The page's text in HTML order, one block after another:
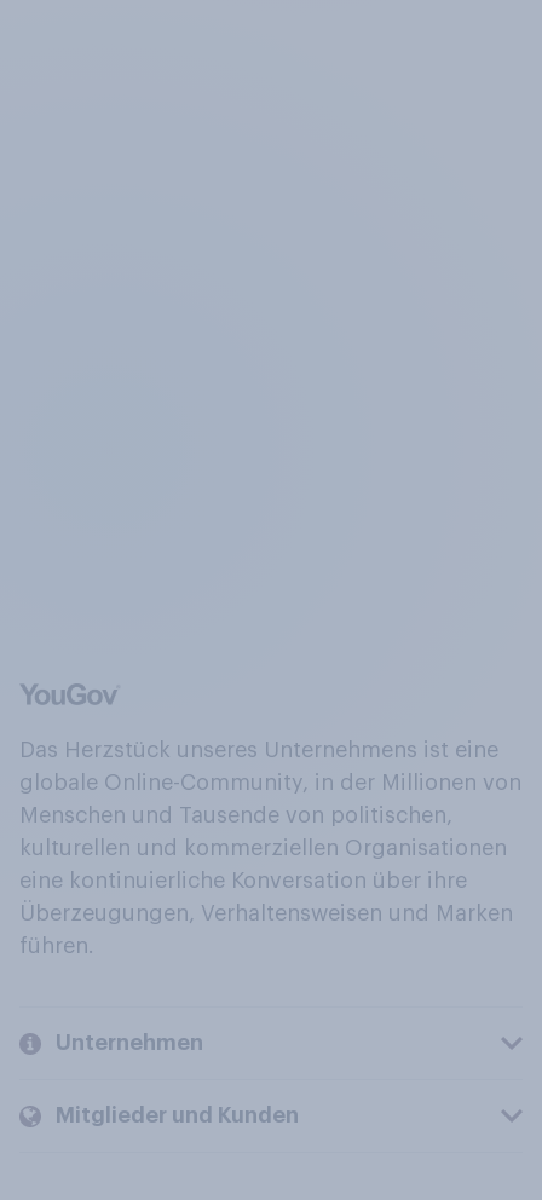
Das Herzstück unseres Unternehmens ist eine
globale Online-Community, in der Millionen von
Menschen und Tausende von politischen,
kulturellen und kommerziellen Organisationen
eine kontinuierliche Konversation über ihre
Überzeugungen, Verhaltensweisen und Marken
führen.
Unternehmen
Mitglieder und Kunden